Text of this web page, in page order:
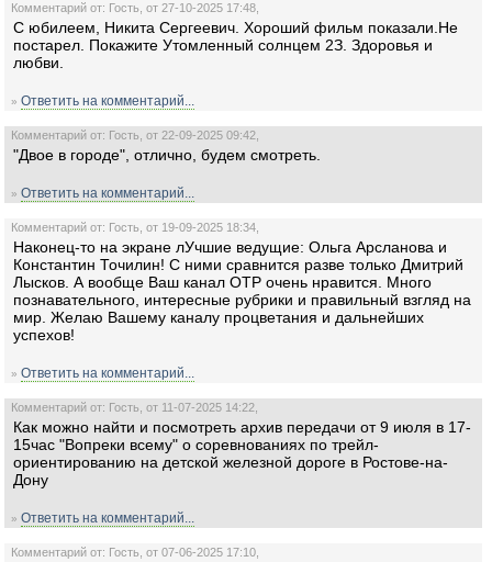
Комментарий от: Гость, от 27-10-2025 17:48,
С юбилеем, Никита Сергеевич. Хороший фильм показали.Не
постарел. Покажите Утомленный солнцем 2З. Здоровья и
любви.
» Ответить на комментарий...
Комментарий от: Гость, от 22-09-2025 09:42,
"Двое в городе", отлично, будем смотреть.
» Ответить на комментарий...
Комментарий от: Гость, от 19-09-2025 18:34,
Наконец-то на экране лУчшие ведущие: Ольга Арсланова и
Константин Точилин! С ними сравнится разве только Дмитрий
Лысков. А вообще Ваш канал ОТР очень нравится. Много
познавательного, интересные рубрики и правильный взгляд на
мир. Желаю Вашему каналу процветания и дальнейших
успехов!
» Ответить на комментарий...
Комментарий от: Гость, от 11-07-2025 14:22,
Как можно найти и посмотреть архив передачи от 9 июля в 17-
15час "Вопреки всему" о соревнованиях по трейл-
ориентированию на детской железной дороге в Ростове-на-
Дону
» Ответить на комментарий...
Комментарий от: Гость, от 07-06-2025 17:10,